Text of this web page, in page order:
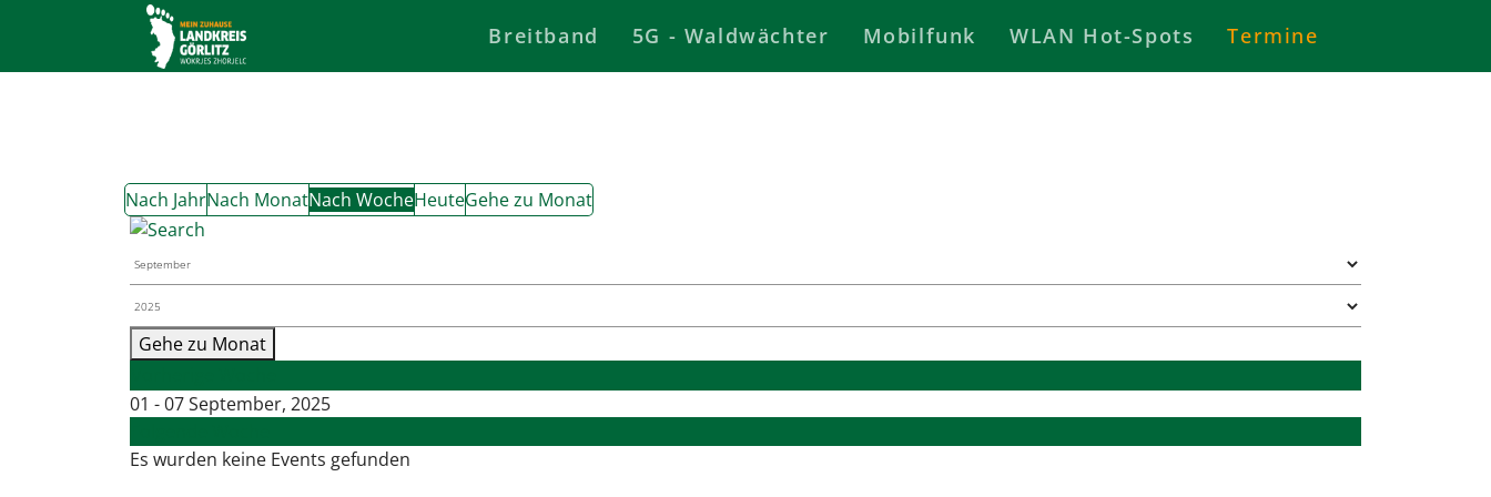
Breitband 5G - Waldwächter Mobilfunk WLAN Hot-Spots Termine
Nach JahrNach MonatNach WocheHeuteGehe zu Monat
Gehe zu Monat
01 - 07 September, 2025
Es wurden keine Events gefunden